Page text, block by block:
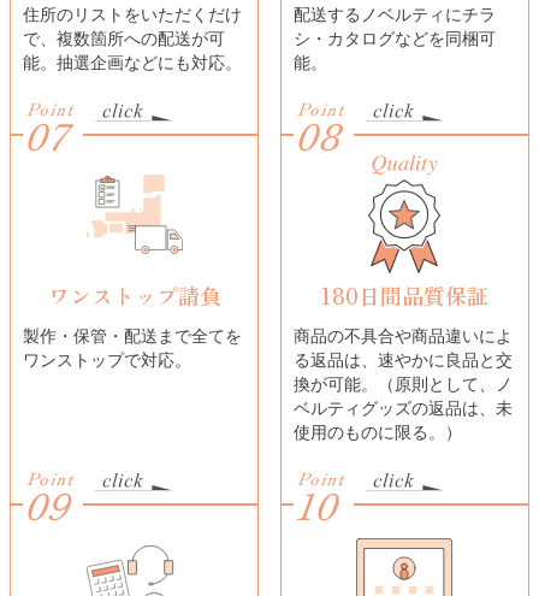
住所のリストをいただくだけ
で、複数箇所への配送が可
能。抽選企画などにも対応。
配送するノベルティにチラ
シ・カタログなどを同梱可
能。
Point
07
ワンストップ請負
製作・保管・配送まで全てを
ワンストップで対応。
Point
08
180日間品質保証
商品の不具合や商品違いによ
る返品は、速やかに良品と交
換が可能。（原則として、ノ
ベルティグッズの返品は、未
使用のものに限る。）
Point
09 Point
10